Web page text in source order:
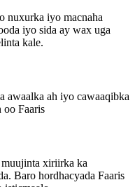
nuxurka iyo macnaha
iyo sida ay wax uga
kale.
awaalka ah iyo cawaaqibka
oo Faaris
muujinta xiriirka ka
Baro hordhacyada Faaris